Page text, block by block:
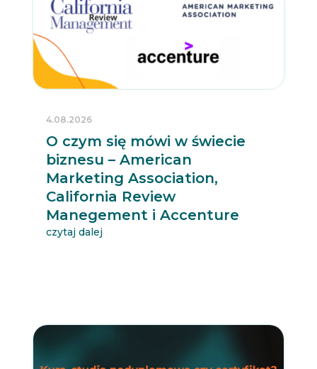
O czym się mówi w świecie
biznesu – American
Marketing Association,
California Review
Manegement i Accenture
4.08.2026
czytaj dalej